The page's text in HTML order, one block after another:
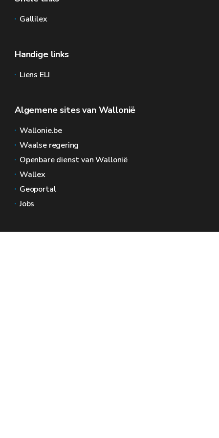
Gallilex
Handige links
Liens ELI
Algemene sites van Wallonië
Wallonie.be
Waalse regering
Openbare dienst van Wallonië
Wallex
Geoportal
Jobs